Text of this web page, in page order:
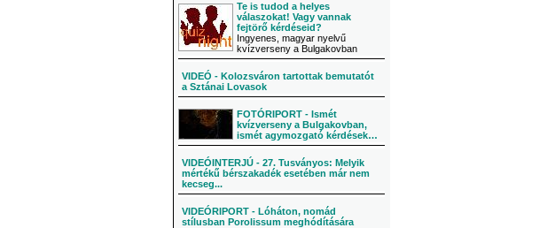
Te is tudod a helyes
válaszokat! Vagy vannak
fejtörő kérdéseid?
Ingyenes, magyar nyelvű
kvízverseny a Bulgakovban
VIDEÓ - Kolozsváron tartottak bemutatót
a Sztánai Lovasok
FOTÓRIPORT - Ismét
kvízverseny a Bulgakovban,
ismét agymozgató kérdések…
VIDEÓINTERJÚ - 27. Tusványos: Melyik
mértékű bérszakadék esetében már nem
kecseg...
VIDEÓRIPORT - Lóháton, nomád
stílusban Porolissum meghódítására